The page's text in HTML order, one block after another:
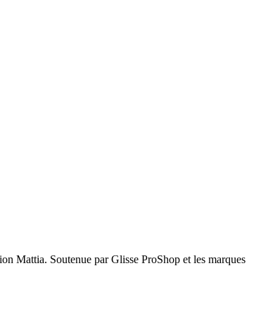
Mattia. Soutenue par Glisse ProShop et les marques